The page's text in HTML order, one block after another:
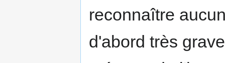
reconnaître
d'abord très